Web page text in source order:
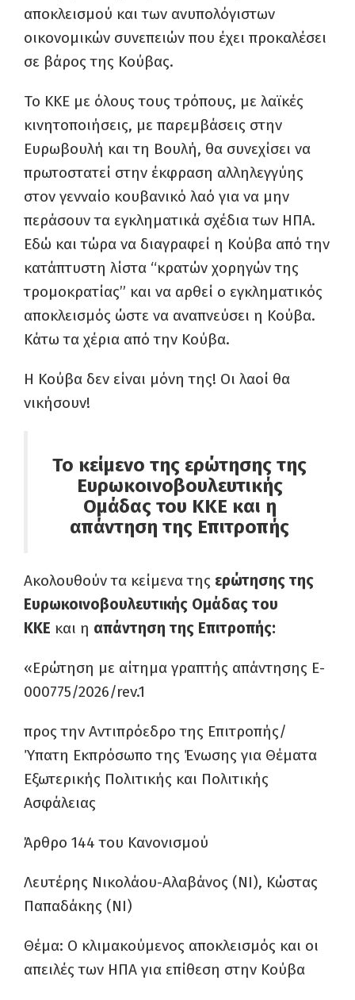
αποκλεισμού και των ανυπολόγιστων
οικονομικών συνεπειών που έχει προκαλέσει
σε βάρος της Κούβας.
Το ΚΚΕ με όλους τους τρόπους, με λαϊκές
κινητοποιήσεις, με παρεμβάσεις στην
Ευρωβουλή και τη Βουλή, θα συνεχίσει να
πρωτοστατεί στην έκφραση αλληλεγγύης
στον γενναίο κουβανικό λαό για να μην
περάσουν τα εγκληματικά σχέδια των ΗΠΑ.
Εδώ και τώρα να διαγραφεί η Κούβα από την
κατάπτυστη λίστα “κρατών χορηγών της
τρομοκρατίας” και να αρθεί ο εγκληματικός
αποκλεισμός ώστε να αναπνεύσει η Κούβα.
Κάτω τα χέρια από την Κούβα.
Η Κούβα δεν είναι μόνη της! Οι λαοί θα
νικήσουν!
Το κείμενο της ερώτησης της
Ευρωκοινοβουλευτικής
Ομάδας του ΚΚΕ και η
απάντηση της Επιτροπής
Ακολουθούν τα κείμενα της ερώτησης της
Ευρωκοινοβουλευτικής Ομάδας του
ΚΚΕ και η απάντηση της Επιτροπής:
«Ερώτηση με αίτημα γραπτής απάντησης E-
000775/2026/rev.1
προς την Αντιπρόεδρο της Επιτροπής/
Ύπατη Εκπρόσωπο της Ένωσης για Θέματα
Εξωτερικής Πολιτικής και Πολιτικής
Ασφάλειας
Άρθρο 144 του Κανονισμού
Λευτέρης Νικολάου-Αλαβάνος (NI), Κώστας
Παπαδάκης (NI)
Θέμα: Ο κλιμακούμενος αποκλεισμός και οι
απειλές των ΗΠΑ για επίθεση στην Κούβα